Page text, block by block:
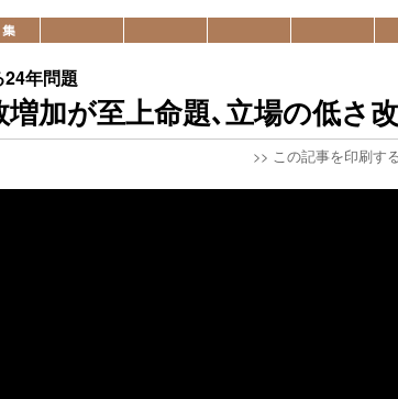
年問題
増加が至上命題､立場の低さ
>> この記事を印刷す